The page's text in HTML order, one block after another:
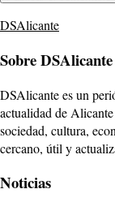
DSAlicante
Sobre DSAlicante
DSAlicante es un
actualidad de
sociedad, cultura,
cercano, útil y
Noticias